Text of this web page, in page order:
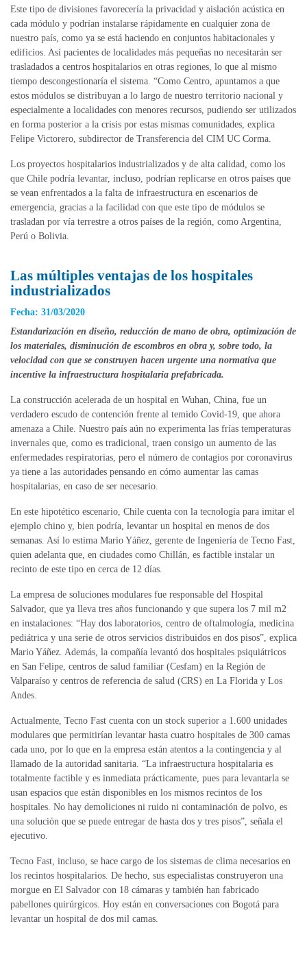
Este tipo de divisiones favorecería la privacidad y aislación acústica en
cada módulo y podrían instalarse rápidamente en cualquier zona de
nuestro país, como ya se está haciendo en conjuntos habitacionales y
edificios. Así pacientes de localidades más pequeñas no necesitarán ser
trasladados a centros hospitalarios en otras regiones, lo que al mismo
tiempo descongestionaría el sistema. “Como Centro, apuntamos a que
estos módulos se distribuyan a lo largo de nuestro territorio nacional y
especialmente a localidades con menores recursos, pudiendo ser utilizados
en forma posterior a la crisis por estas mismas comunidades, explica
Felipe Victorero, subdirector de Transferencia del CIM UC Corma.
Los proyectos hospitalarios industrializados y de alta calidad, como los
que Chile podría levantar, incluso, podrían replicarse en otros países que
se vean enfrentados a la falta de infraestructura en escenarios de
emergencia, gracias a la facilidad con que este tipo de módulos se
trasladan por vía terrestre a otros países de la región, como Argentina,
Perú o Bolivia.
Las múltiples ventajas de los hospitales
industrializados
Fecha: 31/03/2020
Estandarización en diseño, reducción de mano de obra, optimización de
los materiales, disminución de escombros en obra y, sobre todo, la
velocidad con que se construyen hacen urgente una normativa que
incentive la infraestructura hospitalaria prefabricada.
La construcción acelerada de un hospital en Wuhan, China, fue un
verdadero escudo de contención frente al temido Covid-19, que ahora
amenaza a Chile. Nuestro país aún no experimenta las frías temperaturas
invernales que, como es tradicional, traen consigo un aumento de las
enfermedades respiratorias, pero el número de contagios por coronavirus
ya tiene a las autoridades pensando en cómo aumentar las camas
hospitalarias, en caso de ser necesario.
En este hipotético escenario, Chile cuenta con la tecnología para imitar el
ejemplo chino y, bien podría, levantar un hospital en menos de dos
semanas. Así lo estima Mario Yáñez, gerente de Ingeniería de Tecno Fast,
quien adelanta que, en ciudades como Chillán, es factible instalar un
recinto de este tipo en cerca de 12 días.
La empresa de soluciones modulares fue responsable del Hospital
Salvador, que ya lleva tres años funcionando y que supera los 7 mil m2
en instalaciones: “Hay dos laboratorios, centro de oftalmología, medicina
pediátrica y una serie de otros servicios distribuidos en dos pisos”, explica
Mario Yáñez. Además, la compañía levantó dos hospitales psiquiátricos
en San Felipe, centros de salud familiar (Cesfam) en la Región de
Valparaíso y centros de referencia de salud (CRS) en La Florida y Los
Andes.
Actualmente, Tecno Fast cuenta con un stock superior a 1.600 unidades
modulares que permitirían levantar hasta cuatro hospitales de 300 camas
cada uno, por lo que en la empresa están atentos a la contingencia y al
llamado de la autoridad sanitaria. “La infraestructura hospitalaria es
totalmente factible y es inmediata prácticamente, pues para levantarla se
usan espacios que están disponibles en los mismos recintos de los
hospitales. No hay demoliciones ni ruido ni contaminación de polvo, es
una solución que se puede entregar de hasta dos y tres pisos”, señala el
ejecutivo.
Tecno Fast, incluso, se hace cargo de los sistemas de clima necesarios en
los recintos hospitalarios. De hecho, sus especialistas construyeron una
morgue en El Salvador con 18 cámaras y también han fabricado
pabellones quirúrgicos. Hoy están en conversaciones con Bogotá para
levantar un hospital de dos mil camas.